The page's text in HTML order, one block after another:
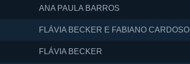
ANA PAULA BARROS
FLÁVIA BECKER E FABIANO CARDOSO
FLÁVIA BECKER